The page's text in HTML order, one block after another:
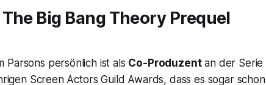
Big Bang Theory Prequel
Parsons persönlich ist als Co-Produzentan der Serie
Screen Actors Guild Awards, dass es sogar schon